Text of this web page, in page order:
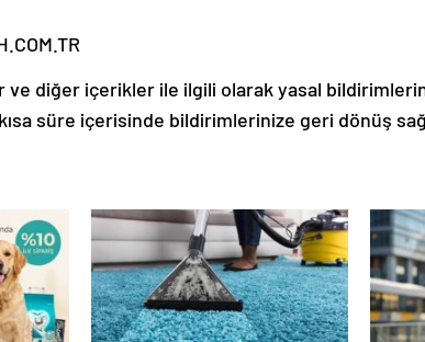
ve diğer içerikler ile ilgili olarak yasal
süre içerisinde bildirimlerinize geri dönüş